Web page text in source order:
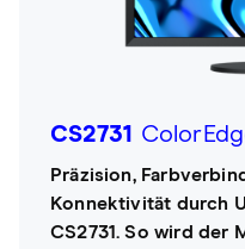
CS2731
Präzision,
Konnektivität durch
CS2731. So wird der